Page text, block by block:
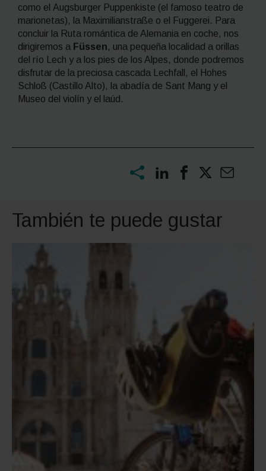
como el Augsburger Puppenkiste (el famoso teatro de
marionetas), la Maximilianstraße o el Fuggerei. Para
concluir la Ruta romántica de Alemania en coche, nos
dirigiremos a Füssen, una pequeña localidad a orillas
del río Lech y a los pies de los Alpes, donde podremos
disfrutar de la preciosa cascada Lechfall, el Hohes
Schloß (Castillo Alto), la abadía de Sant Mang y el
Museo del violín y el laúd.
También te puede gustar